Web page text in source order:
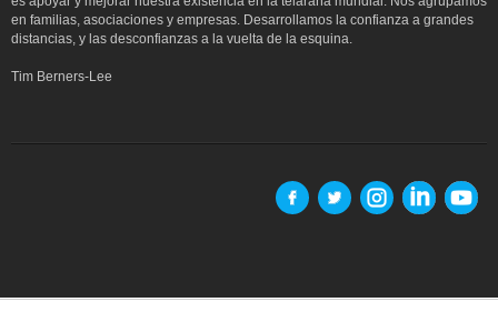
en familias, asociaciones y empresas. Desarrollamos la confianza a grandes
distancias, y las desconfianzas a la vuelta de la esquina.
Tim Berners-Lee